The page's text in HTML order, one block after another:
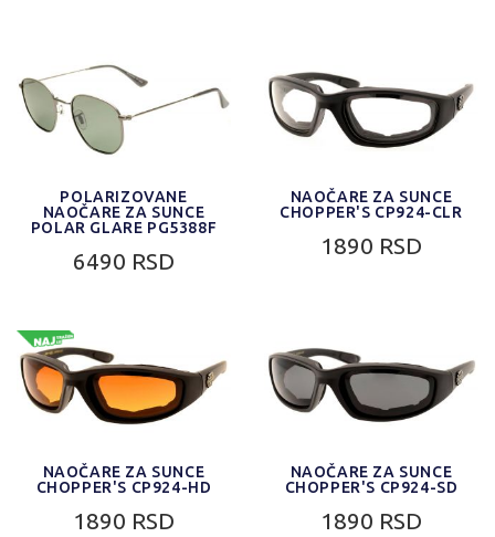
POLARIZOVANE
NAOČARE ZA SUNCE
POLAR GLARE PG5388F
6490 RSD
NAOČARE ZA SUNCE
CHOPPER'S CP924-CLR
1890 RSD
NAOČARE ZA SUNCE
CHOPPER'S CP924-HD
1890 RSD
NAOČARE ZA SUNCE
CHOPPER'S CP924-SD
1890 RSD